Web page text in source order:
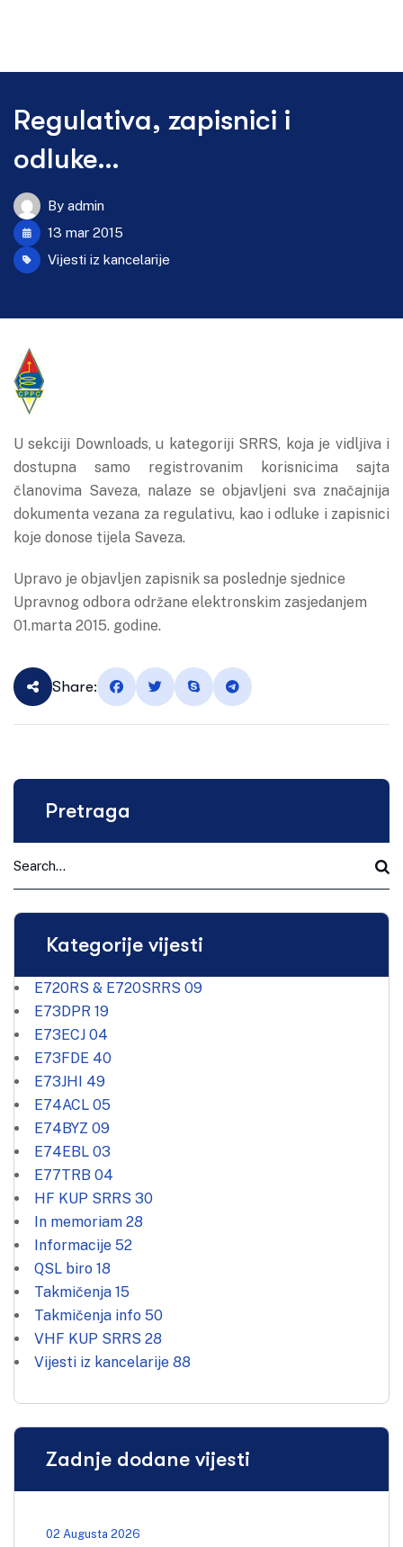
Regulativa, zapisnici i
odluke…
By admin
13 mar 2015
Vijesti iz kancelarije
U sekciji Downloads, u kategoriji SRRS, koja je vidljiva i
dostupna samo registrovanim korisnicima sajta
članovima Saveza, nalaze se objavljeni sva značajnija
dokumenta vezana za regulativu, kao i odluke i zapisnici
koje donose tijela Saveza.
Upravo je objavljen zapisnik sa poslednje sjednice
Upravnog odbora održane elektronskim zasjedanjem
01.marta 2015. godine.
Share:
Pretraga
Kategorije vijesti
E720RS & E720SRRS 09
E73DPR 19
E73ECJ 04
E73FDE 40
E73JHI
49
E74ACL 05
E74BYZ 09
E74EBL 03
E77TRB 04
HF KUP SRRS 30
In memoriam 28
Informacije 52
QSL biro 18
Takmičenja 15
Takmičenja info 50
VHF KUP SRRS 28
Vijesti iz kancelarije 88
Zadnje dodane vijesti
02 Augusta 2026